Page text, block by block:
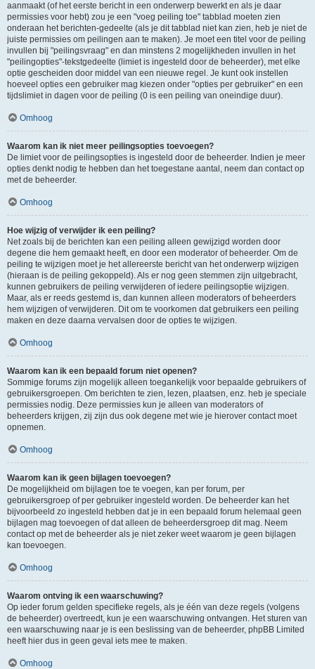
aanmaakt (of het eerste bericht in een onderwerp bewerkt en als je daar
permissies voor hebt) zou je een "voeg peiling toe" tabblad moeten zien
onderaan het berichten-gedeelte (als je dit tabblad niet kan zien, heb je niet de
juiste permissies om peilingen aan te maken). Je moet een titel voor de peiling
invullen bij "peilingsvraag" en dan minstens 2 mogelijkheden invullen in het
"peilingopties"-tekstgedeelte (limiet is ingesteld door de beheerder), met elke
optie gescheiden door middel van een nieuwe regel. Je kunt ook instellen
hoeveel opties een gebruiker mag kiezen onder "opties per gebruiker" en een
tijdslimiet in dagen voor de peiling (0 is een peiling van oneindige duur).
Omhoog
Waarom kan ik niet meer peilingsopties toevoegen?
De limiet voor de peilingsopties is ingesteld door de beheerder. Indien je meer
opties denkt nodig te hebben dan het toegestane aantal, neem dan contact op
met de beheerder.
Omhoog
Hoe wijzig of verwijder ik een peiling?
Net zoals bij de berichten kan een peiling alleen gewijzigd worden door
degene die hem gemaakt heeft, en door een moderator of beheerder. Om de
peiling te wijzigen moet je het allereerste bericht van het onderwerp wijzigen
(hieraan is de peiling gekoppeld). Als er nog geen stemmen zijn uitgebracht,
kunnen gebruikers de peiling verwijderen of iedere peilingsoptie wijzigen.
Maar, als er reeds gestemd is, dan kunnen alleen moderators of beheerders
hem wijzigen of verwijderen. Dit om te voorkomen dat gebruikers een peiling
maken en deze daarna vervalsen door de opties te wijzigen.
Omhoog
Waarom kan ik een bepaald forum niet openen?
Sommige forums zijn mogelijk alleen toegankelijk voor bepaalde gebruikers of
gebruikersgroepen. Om berichten te zien, lezen, plaatsen, enz. heb je speciale
permissies nodig. Deze permissies kun je alleen van moderators of
beheerders krijgen, zij zijn dus ook degene met wie je hierover contact moet
opnemen.
Omhoog
Waarom kan ik geen bijlagen toevoegen?
De mogelijkheid om bijlagen toe te voegen, kan per forum, per
gebruikersgroep of per gebruiker ingesteld worden. De beheerder kan het
bijvoorbeeld zo ingesteld hebben dat je in een bepaald forum helemaal geen
bijlagen mag toevoegen of dat alleen de beheerdersgroep dit mag. Neem
contact op met de beheerder als je niet zeker weet waarom je geen bijlagen
kan toevoegen.
Omhoog
Waarom ontving ik een waarschuwing?
Op ieder forum gelden specifieke regels, als je één van deze regels (volgens
de beheerder) overtreedt, kun je een waarschuwing ontvangen. Het sturen van
een waarschuwing naar je is een beslissing van de beheerder, phpBB Limited
heeft hier dus in geen geval iets mee te maken.
Omhoog